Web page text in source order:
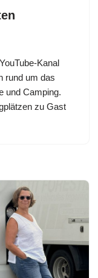
Kanal
rund um das
und Camping.
zu Gast